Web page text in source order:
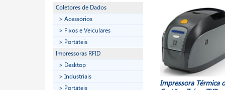
Coletores de Dados
> Acessórios
> Fixos e Veiculares
> Portáteis
Impressoras RFID
> Desktop
> Industriais
> Portáteis
Impressora Térmica